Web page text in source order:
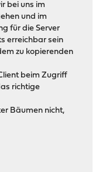
bei uns im
und im
für die Server
erreichbar sein
zu kopierenden
beim Zugriff
richtige
Bäumen nicht,